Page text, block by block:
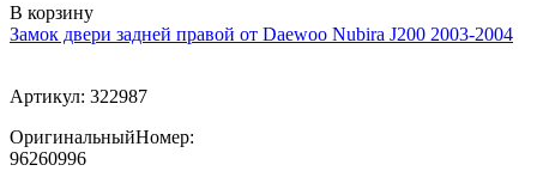
В корзину
Замок двери задней правой от Daewoo Nubira J200 2003-2004
Артикул: 322987
ОригинальныйНомер:
96260996